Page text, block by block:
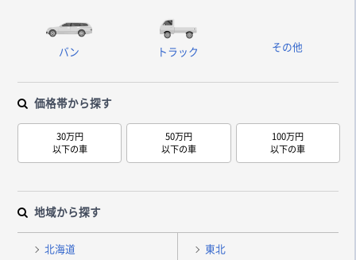
バン トラック その他
価格帯から探す
30万円
以下の車
50万円
以下の車
100万円
以下の車
地域から探す
北海道 東北